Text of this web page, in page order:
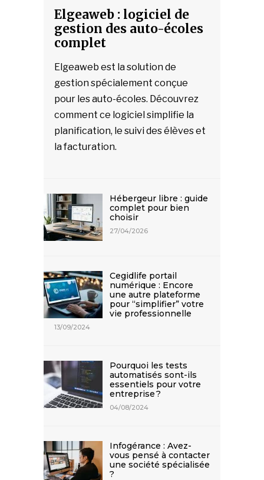
Elgeaweb : logiciel de
gestion des auto-écoles
complet
Elgeaweb est la solution de
gestion spécialement conçue
pour les auto-écoles. Découvrez
comment ce logiciel simplifie la
planification, le suivi des élèves et
la facturation.
Hébergeur libre : guide
complet pour bien
choisir
27/04/2026
Cegidlife portail
numérique : Encore
une autre plateforme
pour “simplifier” votre
vie professionnelle
13/09/2024
Pourquoi les tests
automatisés sont-ils
essentiels pour votre
entreprise ?
04/08/2024
Infogérance : Avez-
vous pensé à contacter
une société spécialisée
?